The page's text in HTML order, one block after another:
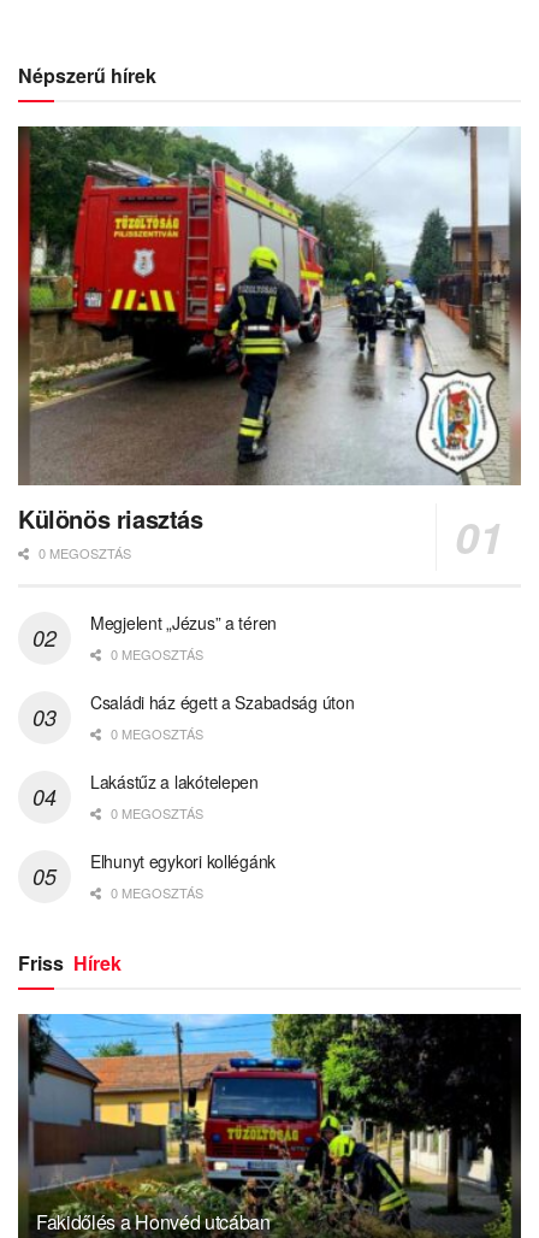
Népszerű hírek
Különös riasztás
0 MEGOSZTÁS
Megjelent „Jézus” a téren
0 MEGOSZTÁS
Családi ház égett a Szabadság úton
0 MEGOSZTÁS
Lakástűz a lakótelepen
0 MEGOSZTÁS
Elhunyt egykori kollégánk
0 MEGOSZTÁS
Friss Hírek
Fakidőlés a Honvéd utcában